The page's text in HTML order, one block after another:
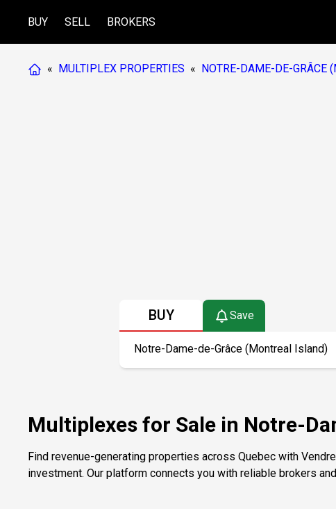
BUY SELL BROKERS
« MULTIPLEX PROPERTIES « NOTRE-DAME-DE-GRÂCE
BUY Save
Multiplexes for Sale in Notre-
Find revenue-generating properties across Quebec with
investment. Our platform connects you with reliable brokers